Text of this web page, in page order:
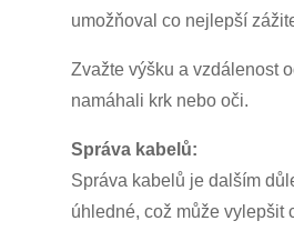
umožňoval co nejlepší
Zvažte výšku a vzdálenost
namáhali krk nebo oči.
Správa kabelů:
Správa kabelů je dalším
úhledné, což může vylepšit